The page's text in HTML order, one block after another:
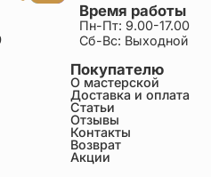
Покупателю
О мастерской
Доставка и оплата
Статьи
Отзывы
Контакты
Возврат
Акции
Время работы
Пн-Пт: 9.00-17.00
Сб-Вс: Выходной